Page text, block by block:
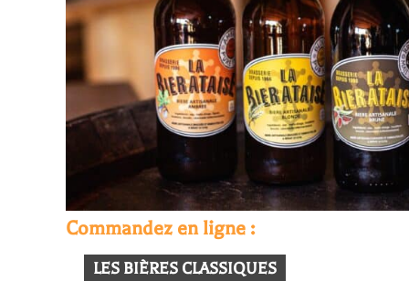
Commandez en ligne :
LES BIÈRES CLASSIQUES